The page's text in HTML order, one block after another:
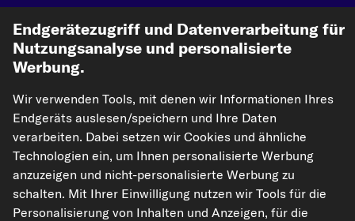
Unsere Versandpartner
kfzteile24.de carpardoo.nl
carpardoo.fr
carpardoo.dk
Endgerätezugriff und Datenverarbeitung für
Nutzungsanalyse und personalisierte
Werbung.
Wir verwenden Tools, mit denen wir Informationen Ihres
Endgeräts auslesen/speichern und Ihre Daten
verarbeiten. Dabei setzen wir Cookies und ähnliche
Technologien ein, um Ihnen personalisierte Werbung
anzuzeigen und nicht-personalisierte Werbung zu
schalten. Mit Ihrer Einwilligung nutzen wir Tools für die
Personalisierung von Inhalten und Anzeigen, für die